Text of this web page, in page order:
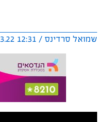
שמואל סרדינס / 12:31 27.03.22